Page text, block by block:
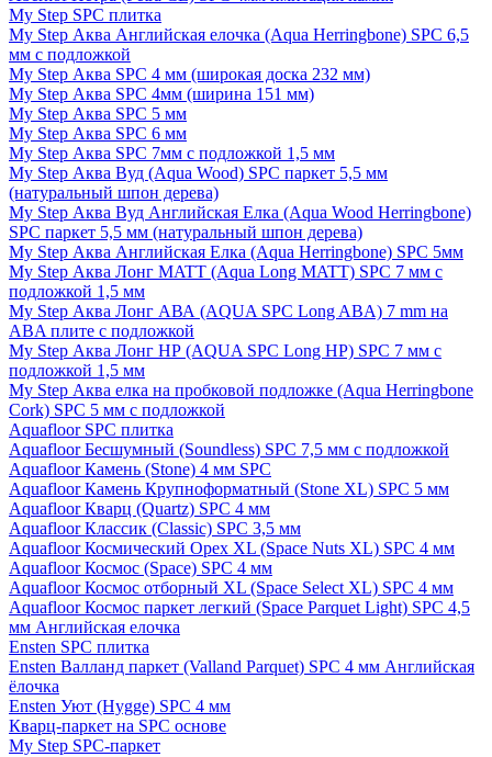
My Step SPC плитка
My Step Аква Английская елочка (Aqua Herringbone) SPC 6,5
мм с подложкой
My Step Аква SPC 4 мм (широкая доска 232 мм)
My Step Аква SPC 4мм (ширина 151 мм)
My Step Аква SPC 5 мм
My Step Аква SPC 6 мм
My Step Аква SPC 7мм c подложкой 1,5 мм
My Step Аква Вуд (Aqua Wood) SPC паркет 5,5 мм
(натуральный шпон дерева)
My Step Аква Вуд Английская Елка (Aqua Wood Herringbone)
SPC паркет 5,5 мм (натуральный шпон дерева)
My Step Аква Английская Елка (Aqua Herringbone) SPC 5мм
My Step Аква Лонг MATT (Aqua Long MATT) SPC 7 мм с
подложкой 1,5 мм
My Step Аква Лонг АВА (AQUA SPC Long ABA) 7 mm на
ABA плите с подложкой
My Step Аква Лонг НР (AQUA SPC Long HP) SPC 7 мм с
подложкой 1,5 мм
My Step Аква елка на пробковой подложке (Aqua Herringbone
Cork) SPC 5 мм с подложкой
Aquafloor SPC плитка
Aquafloor Бесшумный (Soundless) SPC 7,5 мм с подложкой
Aquafloor Камень (Stone) 4 мм SPC
Aquafloor Камень Крупноформатный (Stone XL) SPC 5 мм
Aquafloor Кварц (Quartz) SPC 4 мм
Aquafloor Классик (Classic) SPC 3,5 мм
Aquafloor Космический Орех XL (Space Nuts XL) SPC 4 мм
Aquafloor Космос (Space) SPC 4 мм
Aquafloor Космос отборный XL (Space Select XL) SPC 4 мм
Aquafloor Космос паркет легкий (Space Parquet Light) SPC 4,5
мм Английская елочка
Ensten SPC плитка
Ensten Валланд паркет (Valland Parquet) SPC 4 мм Английская
ёлочка
Ensten Уют (Hygge) SPC 4 мм
Кварц-паркет на SPC основе
My Step SPC-паркет